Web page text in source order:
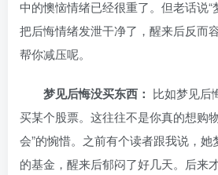
中的懊恼情绪已经很重了。但老话说“
把后悔情绪发泄干净了，醒来后反而
帮你减压呢。
梦见后悔没买东西： 比如梦见后
买某个股票。这往往不是你真的想购
会”的惋惜。之前有个读者跟我说，
的基金，醒来后郁闷了好几天。后来